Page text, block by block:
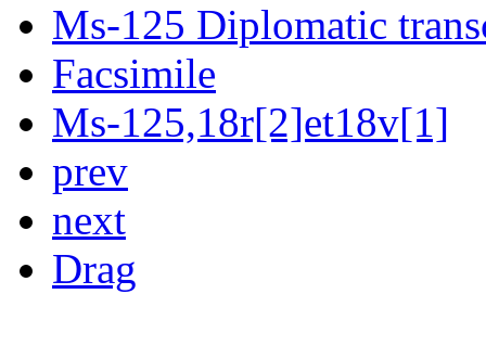
Ms-125 Diplomatic
Facsimile
Ms-125,18r[2]et18v[1]
prev
next
Drag